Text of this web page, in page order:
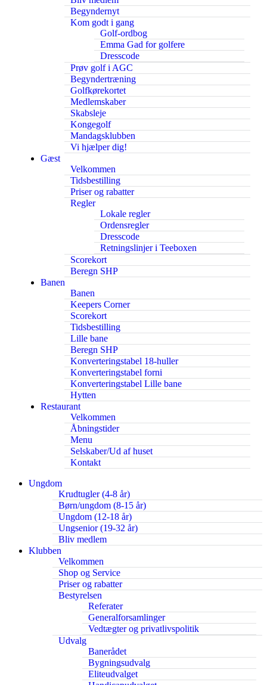
Begyndernyt
Kom godt i gang
Golf-ordbog
Emma Gad for golfere
Dresscode
Prøv golf i AGC
Begyndertræning
Golfkørekortet
Medlemskaber
Skabsleje
Kongegolf
Mandagsklubben
Vi hjælper dig!
Gæst
Velkommen
Tidsbestilling
Priser og rabatter
Regler
Lokale regler
Ordensregler
Dresscode
Retningslinjer i Teeboxen
Scorekort
Beregn SHP
Banen
Banen
Keepers Corner
Scorekort
Tidsbestilling
Lille bane
Beregn SHP
Konverteringstabel 18-huller
Konverteringstabel forni
Konverteringstabel Lille bane
Hytten
Restaurant
Velkommen
Åbningstider
Menu
Selskaber/Ud af huset
Kontakt
Ungdom
Krudtugler (4-8 år)
Børn/ungdom (8-15 år)
Ungdom (12-18 år)
Ungsenior (19-32 år)
Bliv medlem
Klubben
Velkommen
Shop og Service
Priser og rabatter
Bestyrelsen
Referater
Generalforsamlinger
Vedtægter og privatlivspolitik
Udvalg
Banerådet
Bygningsudvalg
Eliteudvalget